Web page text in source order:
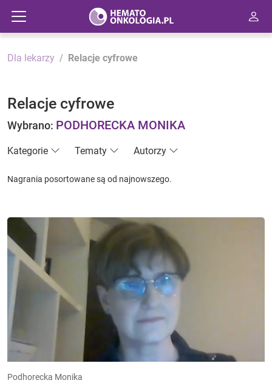
Dla lekarzy Relacje cyfrowe
Relacje cyfrowe
Wybrano: PODHORECKA MONIKA
Kategorie Tematy Autorzy
Nagrania posortowane są od najnowszego.
Podhorecka Monika